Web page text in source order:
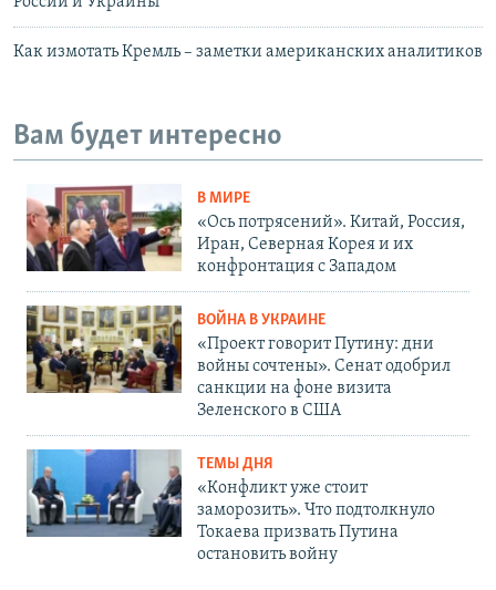
Как измотать Кремль – заметки американских аналитиков
Вам будет интересно
В МИРЕ
«Ось потрясений». Китай, Россия,
Иран, Северная Корея и их
конфронтация с Западом
ВОЙНА В УКРАИНЕ
«Проект говорит Путину: дни
войны сочтены». Сенат одобрил
санкции на фоне визита
Зеленского в США
ТЕМЫ ДНЯ
«Конфликт уже стоит
заморозить». Что подтолкнуло
Токаева призвать Путина
остановить войну